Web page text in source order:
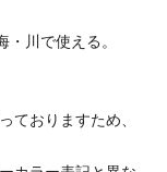
川で使える。
おりますため、